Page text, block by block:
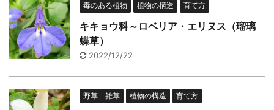
毒のある植物 植物の構造 育て方
キキョウ科～ロベリア・エリヌス（瑠璃
蝶草）
2022/12/22
野草 雑草 植物の構造 育て方